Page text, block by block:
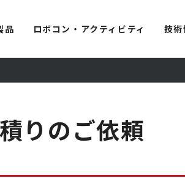
品 ロボコン・アクティビティ 技
りのご依頼